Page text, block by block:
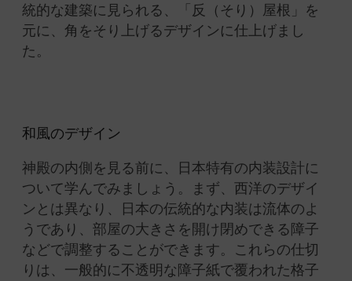
統的な建築に 見られる、「反（そり）屋根」を
元に、角をそり上げるデザインに仕上げまし
た。
和風のデザイン
神殿の内側を見る前に、日本特有の内装設計に
ついて学んでみましょう。
まず、西洋のデザイ
ンとは異なり、日本の伝統的な内装は流体のよ
うであり、部屋の大きさを開け閉めできる障子
などで調整することができます。 これらの仕切
りは、一般的に不透明な障子紙で覆われた格子